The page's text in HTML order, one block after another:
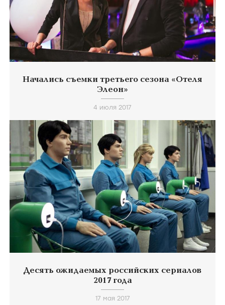
Начались съемки третьего сезона «Отеля
Элеон»
4 июля 2017
Десять ожидаемых российских сериалов
2017 года
17 мая 2017